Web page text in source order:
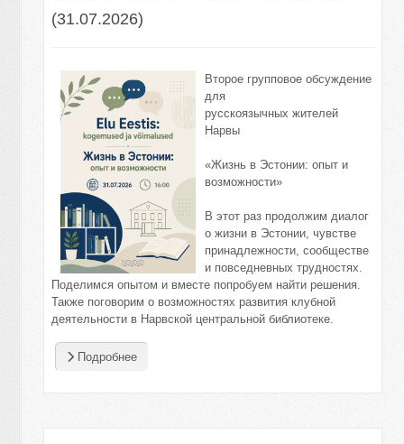
(31.07.2026)
Второе групповое обсуждение
для
русскоязычных жителей
Нарвы
«Жизнь в Эстонии: опыт и
возможности»
В этот раз продолжим диалог
о жизни в Эстонии, чувстве
принадлежности, сообществе
и повседневных трудностях.
Поделимся опытом и вместе попробуем найти решения.
Также поговорим о возможностях развития клубной
деятельности в Нарвской центральной библиотеке.
Подробнее